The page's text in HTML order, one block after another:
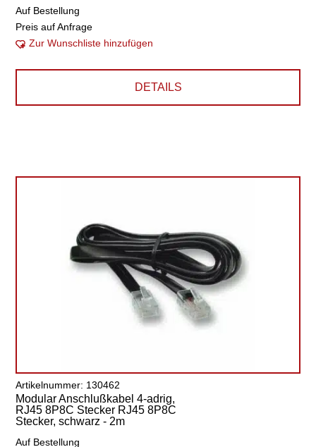
Auf Bestellung
Preis auf Anfrage
Zur Wunschliste hinzufügen
DETAILS
Artikelnummer: 130462
Modular Anschlußkabel 4-adrig,
RJ45 8P8C Stecker RJ45 8P8C
Stecker, schwarz - 2m
Auf Bestellung